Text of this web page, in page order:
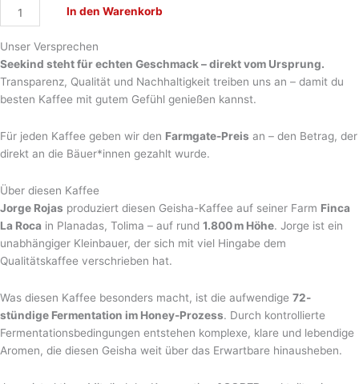
In den Warenkorb
Unser Versprechen
Seekind steht für echten Geschmack – direkt vom Ursprung.
Transparenz, Qualität und Nachhaltigkeit treiben uns an – damit du
besten Kaffee mit gutem Gefühl genießen kannst.
Für jeden Kaffee geben wir den Farmgate-Preis an – den Betrag, der
direkt an die Bäuer*innen gezahlt wurde.
Über diesen Kaffee
Jorge Rojas produziert diesen Geisha-Kaffee auf seiner Farm Finca
La Roca in Planadas, Tolima – auf rund 1.800 m Höhe. Jorge ist ein
unabhängiger Kleinbauer, der sich mit viel Hingabe dem
Qualitätskaffee verschrieben hat.
Was diesen Kaffee besonders macht, ist die aufwendige 72-
stündige Fermentation im Honey-Prozess. Durch kontrollierte
Fermentationsbedingungen entstehen komplexe, klare und lebendige
Aromen, die diesen Geisha weit über das Erwartbare hinausheben.